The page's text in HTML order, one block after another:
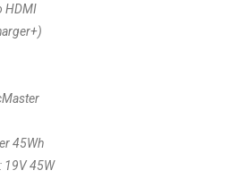
HDMI
45Wh
19V 45W